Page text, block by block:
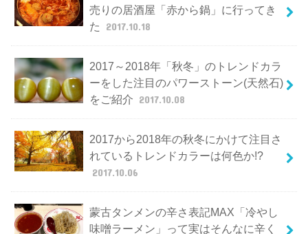
売りの居酒屋「赤から鍋」に行ってき
た
2017.10.18
2017～2018年「秋冬」のトレンドカラ
ーをした注目のパワーストーン(天然石)
をご紹介 2017.10.08
2017から2018年の秋冬にかけて注目さ
れているトレンドカラーは何色か!?
2017.10.06
蒙古タンメンの辛さ表記MAX「冷やし
味噌ラーメン」って実はそんなに辛く